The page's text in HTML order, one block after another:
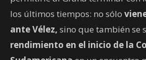
los últimos tiempos: no sólo
ante Vélez, sino que también se
rendimiento en el inicio de la